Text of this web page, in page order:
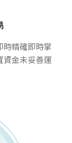
時精確即時掌
資金未妥善運